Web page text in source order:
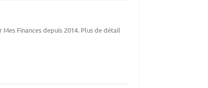
Finances depuis 2014. Plus de détail